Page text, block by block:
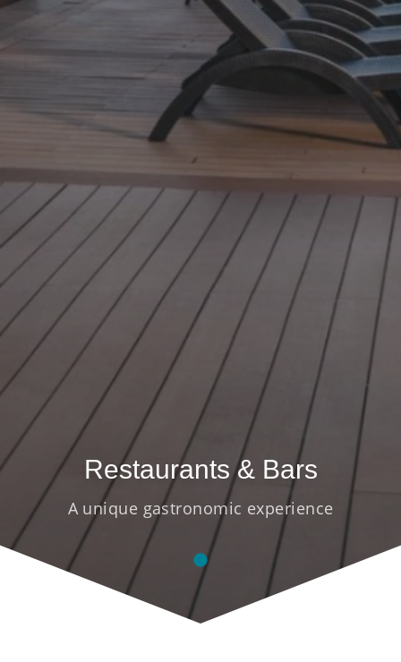
Restaurants & Bars
A unique gastronomic experience